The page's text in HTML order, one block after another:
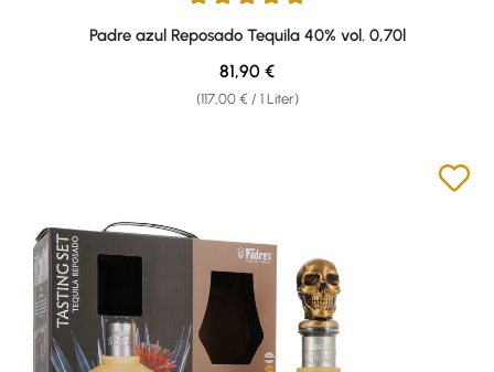
Durchschnittliche Bewertung von 4.95 von 5 Sternen
Padre azul Reposado Tequila 40% vol. 0,70l
(117,00 € / 1 Liter)
Regulärer Preis:
81,90 €